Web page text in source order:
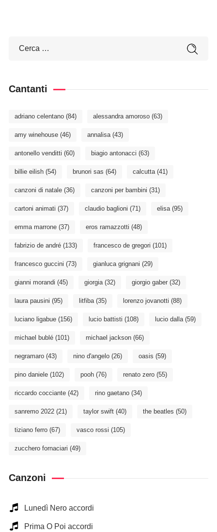
Cantanti
adriano celentano(84) alessandra amoroso(63)
amy winehouse(46) annalisa(43)
antonello venditti (60) biagio antonacci (63)
billie eilish(54) brunori sas (64) calcutta(41)
canzoni di natale(36) canzoni per bambini (31)
cartoni animati (37) claudio baglioni (71) elisa(95)
emma marrone(37) eros ramazzotti (48)
fabrizio de andré(133) francesco de gregori (101)
francesco guccini (73) gianluca grignani (29)
gianni morandi (45) giorgia(32) giorgio gaber(32)
laura pausini (95) litfiba(35) lorenzo jovanotti (88)
luciano ligabue(156) lucio battisti (108) lucio dalla(59)
michael bublé(101) michael jackson(66)
negramaro(43) nino d'angelo(26) oasis (59)
pino daniele(102) pooh(76) renato zero(55)
riccardo cocciante(42) rino gaetano(34)
sanremo 2022(21) taylor swift(40) the beatles (50)
tiziano ferro(67) vasco rossi (105)
zucchero fornaciari (49)
Canzoni
Lunedì Nero accordi
Prima O Poi accordi